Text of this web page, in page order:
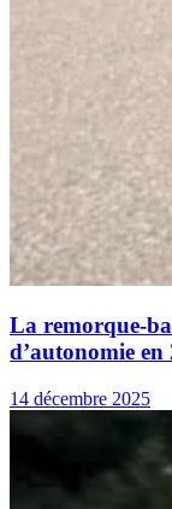
La remorque-
d’autonomie en
14 décembre 2025